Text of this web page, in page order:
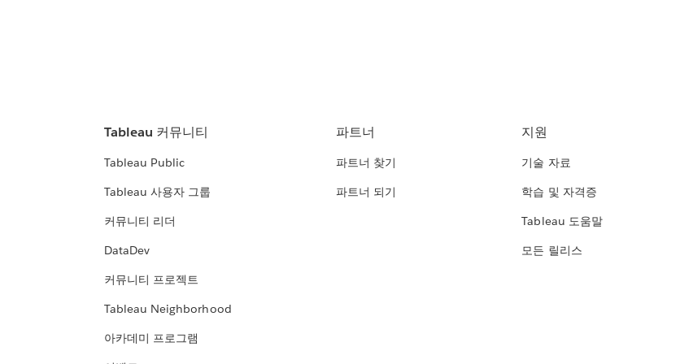
Tableau 커뮤니티
Tableau Public
Tableau 사용자 그룹
커뮤니티 리더
DataDev
커뮤니티 프로젝트
Tableau Neighborhood
아카데미 프로그램
파트너
파트너 찾기
파트너 되기
지원
기술 자료
학습 및 자격증
Tableau 도움말
모든 릴리스